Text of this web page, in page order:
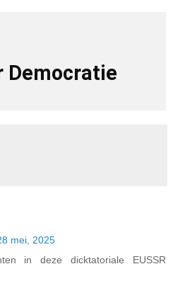
Democratie
mei, 2025
in deze dicktatoriale EUSSR